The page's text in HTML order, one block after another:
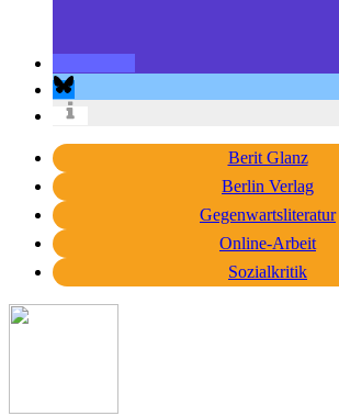
Berit Glanz
Berlin Verlag
Gegenwartsliteratur
Online-Arbeit
Sozialkritik